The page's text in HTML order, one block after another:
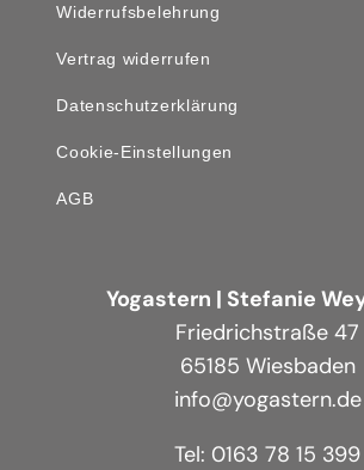
Widerrufsbelehrung
Vertrag widerrufen
Datenschutzerklärung
Cookie-Einstellungen
AGB
Yogastern | Stefanie
Friedrichstraße 47
65185 Wiesbaden
info@yogastern.de
Tel: 0163 78 15 399